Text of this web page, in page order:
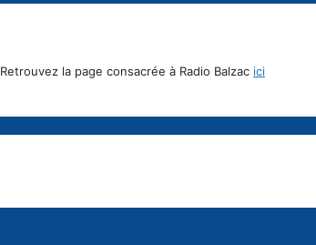
Retrouvez la page consacrée à Radio Balzac ici